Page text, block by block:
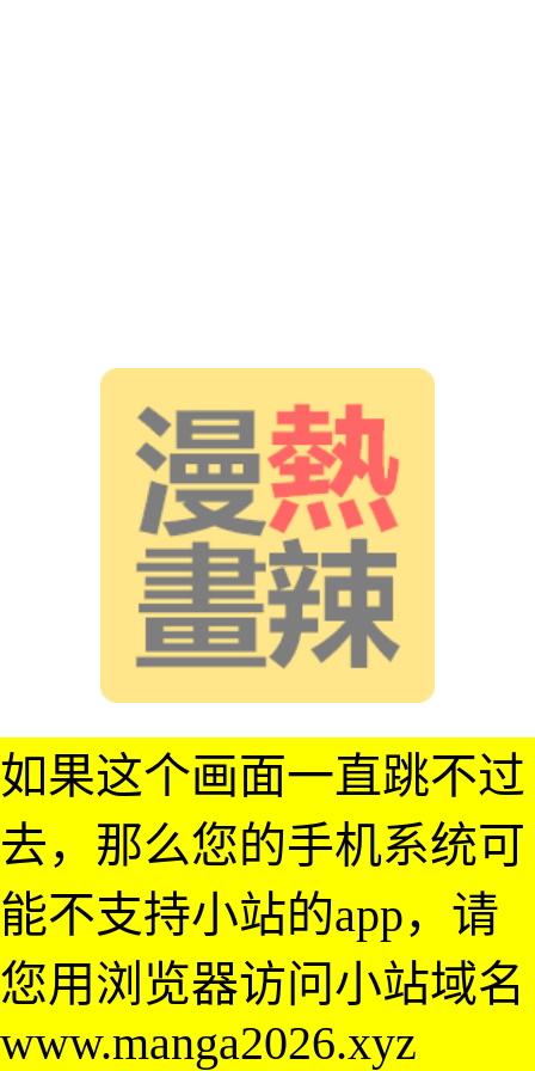
如果这个画面一直跳不过
去，那么您的手机系统可
能不支持小站的app，请
您用浏览器访问小站域名
www.manga2026.xyz